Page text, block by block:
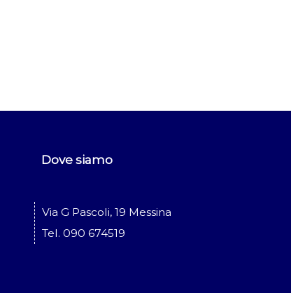
Dove siamo
Via G Pascoli, 19 Messina
Tel. 090 674519